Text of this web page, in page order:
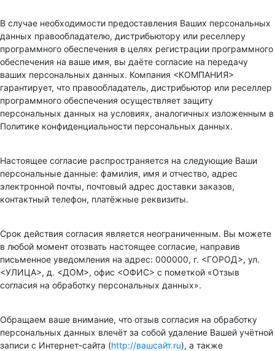
В случае необходимости предоставления Ваших персональных
данных правообладателю, дистрибьютору или реселлеру
программного обеспечения в целях регистрации программного
обеспечения на ваше имя, вы даёте согласие на передачу
ваших персональных данных. Компания <КОМПАНИЯ>
гарантирует, что правообладатель, дистрибьютор или реселлер
программного обеспечения осуществляет защиту
персональных данных на условиях, аналогичных изложенным в
Политике конфиденциальности персональных данных.
Настоящее согласие распространяется на следующие Ваши
персональные данные: фамилия, имя и отчество, адрес
электронной почты, почтовый адрес доставки заказов,
контактный телефон, платёжные реквизиты.
Срок действия согласия является неограниченным. Вы можете
в любой момент отозвать настоящее согласие, направив
письменное уведомления на адрес: 000000, г. <ГОРОД>, ул.
<УЛИЦА>, д. <ДОМ>, офис <ОФИС> с пометкой «Отзыв
согласия на обработку персональных данных».
Обращаем ваше внимание, что отзыв согласия на обработку
персональных данных влечёт за собой удаление Вашей учётной
записи с Интернет-сайта (http://вашсайт.ru), а также